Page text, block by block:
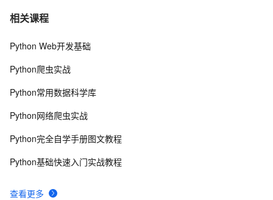
7 数据服务最佳实践（2）：利用API的多版本管理能力提升
8 API设计模式：REST、GraphQL、gRPC与tRPC全面解
10申请google android map api key
相关课程
查看更多
Python Web开发基础
Python爬虫实战
Python常用数据科学库
Python网络爬虫实战
Python完全自学手册图文教程
Python基础快速入门实战教程